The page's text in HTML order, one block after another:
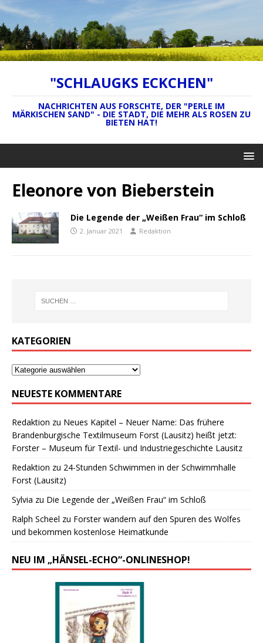
"SCHLAUGKS ECKCHEN"
NACHRICHTEN AUS FORSCHTE, DER "PERLE IM
MÄRKISCHEN SAND" - DIE STADT, DIE MEHR ALS ROSEN ZU
BIETEN HAT!
Eleonore von Bieberstein
Die Legende der „Weißen Frau“ im Schloß
2. Januar 2021 Redaktion
KATEGORIEN
NEUESTE KOMMENTARE
Redaktion zu Neues Kapitel – Neuer Name: Das frühere
Brandenburgische Textilmuseum Forst (Lausitz) heißt jetzt:
Forster – Museum für Textil- und Industriegeschichte Lausitz
Redaktion zu 24-Stunden Schwimmen in der Schwimmhalle
Forst (Lausitz)
Sylvia zu Die Legende der „Weißen Frau“ im Schloß
Ralph Scheel zu Forster wandern auf den Spuren des Wolfes
und bekommen kostenlose Heimatkunde
NEU IM „HÄNSEL-ECHO“-ONLINESHOP!